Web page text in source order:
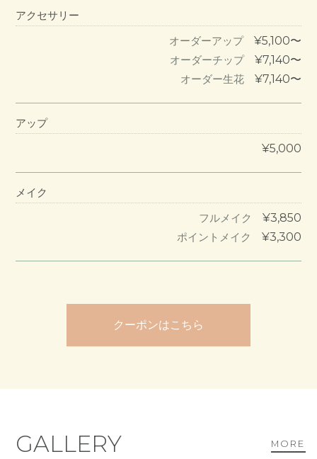
アクセサリー
オーダーアップ ¥5,100〜
オーダーチップ ¥7,140〜
オーダー生花 ¥7,140〜
アップ
¥5,000
メイク
フルメイク ¥3,850
ポイントメイク ¥3,300
クーポンはこちら
GALLERY MORE